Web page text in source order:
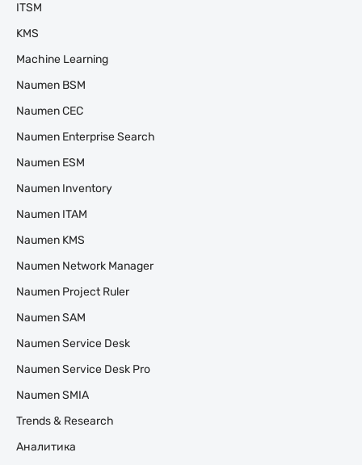
ITSM
KMS
Machine Learning
Naumen BSM
Naumen CEC
Naumen Enterprise Search
Naumen ESM
Naumen Inventory
Naumen ITAM
Naumen KMS
Naumen Network Manager
Naumen Project Ruler
Naumen SAM
Naumen Service Desk
Naumen Service Desk Pro
Naumen SMIA
Trends & Research
Аналитика